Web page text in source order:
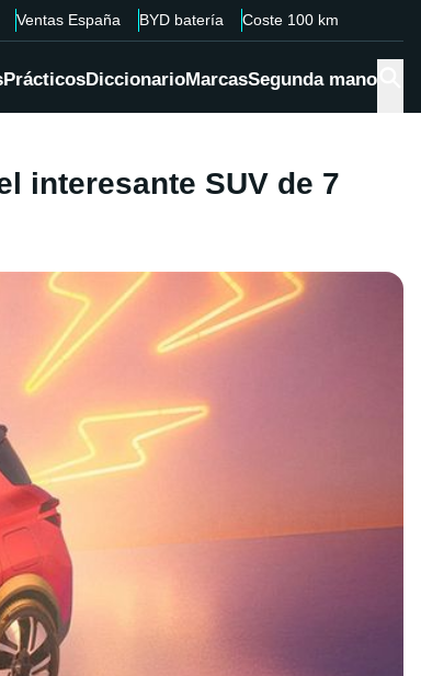
Ventas España BYD batería Coste 100 km
PrácticosDiccionarioMarcasSegunda mano
interesante SUV de 7